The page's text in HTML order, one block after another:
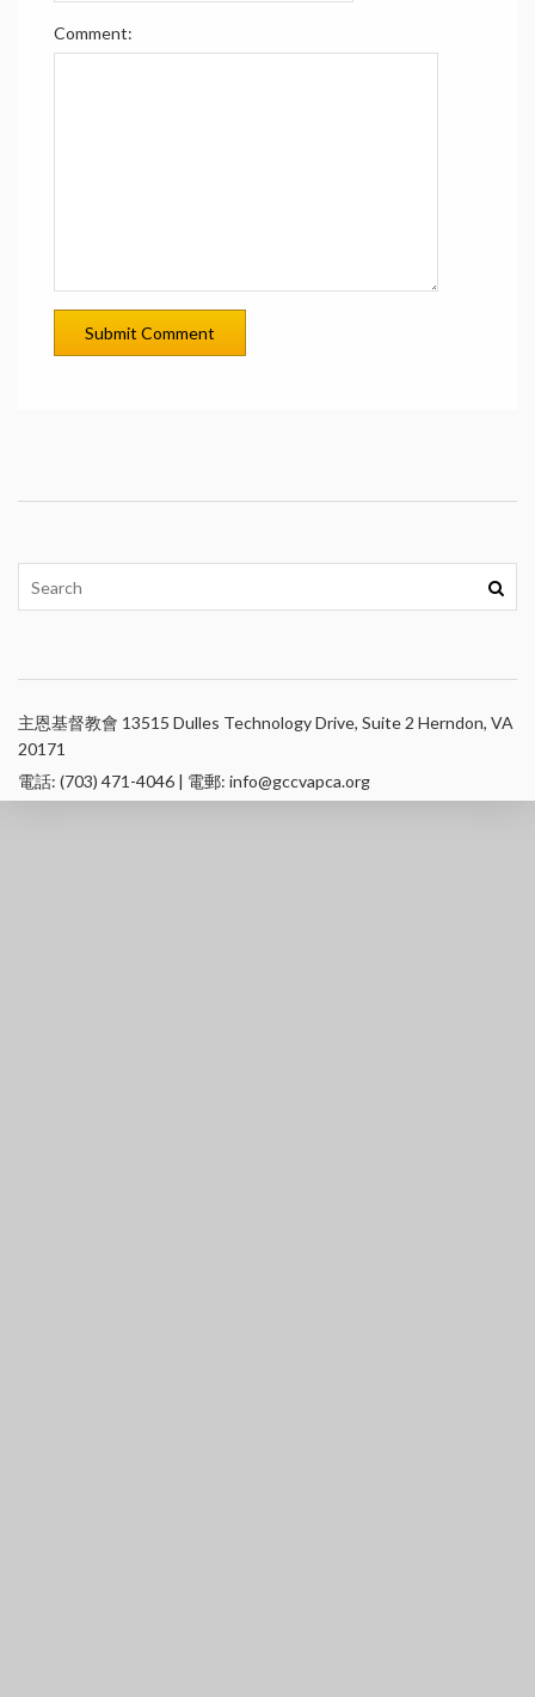
Comment:
主恩基督教會 13515 Dulles Technology Drive, Suite 2 Herndon, VA
20171
電話: (703) 471-4046 | 電郵: info@gccvapca.org